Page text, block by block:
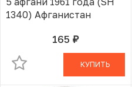
1340) Афганистан
165 руб.В КОРЗИНЕ
КУПИТЬ